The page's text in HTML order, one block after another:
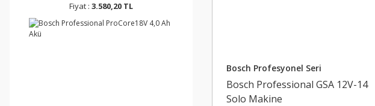
Fiyat : 3.580,20 TL
Bosch Profesyonel Seri
Bosch Professional GSA 12V-14
Solo Makine